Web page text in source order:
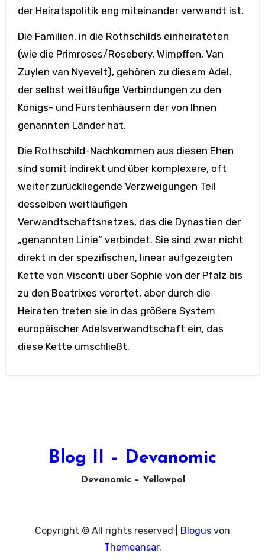
der Heiratspolitik eng miteinander verwandt ist.
Die Familien, in die Rothschilds einheirateten
(wie die Primroses/Rosebery, Wimpffen, Van
Zuylen van Nyevelt), gehören zu diesem Adel,
der selbst weitläufige Verbindungen zu den
Königs- und Fürstenhäusern der von Ihnen
genannten Länder hat.
Die Rothschild-Nachkommen aus diesen Ehen
sind somit indirekt und über komplexere, oft
weiter zurückliegende Verzweigungen Teil
desselben weitläufigen
Verwandtschaftsnetzes, das die Dynastien der
„genannten Linie“ verbindet. Sie sind zwar nicht
direkt in der spezifischen, linear aufgezeigten
Kette von Visconti über Sophie von der Pfalz bis
zu den Beatrixes verortet, aber durch die
Heiraten treten sie in das größere System
europäischer Adelsverwandtschaft ein, das
diese Kette umschließt.
Blog II – Devanomic
Devanomic – Yellowpol
Copyright © All rights reserved Blogus von
Themeansar.